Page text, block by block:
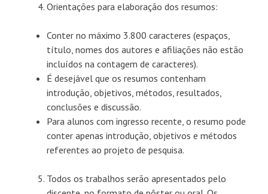
Orientações para elaboração dos resumos:
Conter no máximo 3.800 caracteres (espaços,
título, nomes dos autores e afiliações não estão
incluídos na contagem de caracteres).
É desejável que os resumos contenham
introdução, objetivos, métodos, resultados,
conclusões e discussão.
Para alunos com ingresso recente, o resumo pode
conter apenas introdução, objetivos e métodos
referentes ao projeto de pesquisa.
Todos os trabalhos serão apresentados pelo